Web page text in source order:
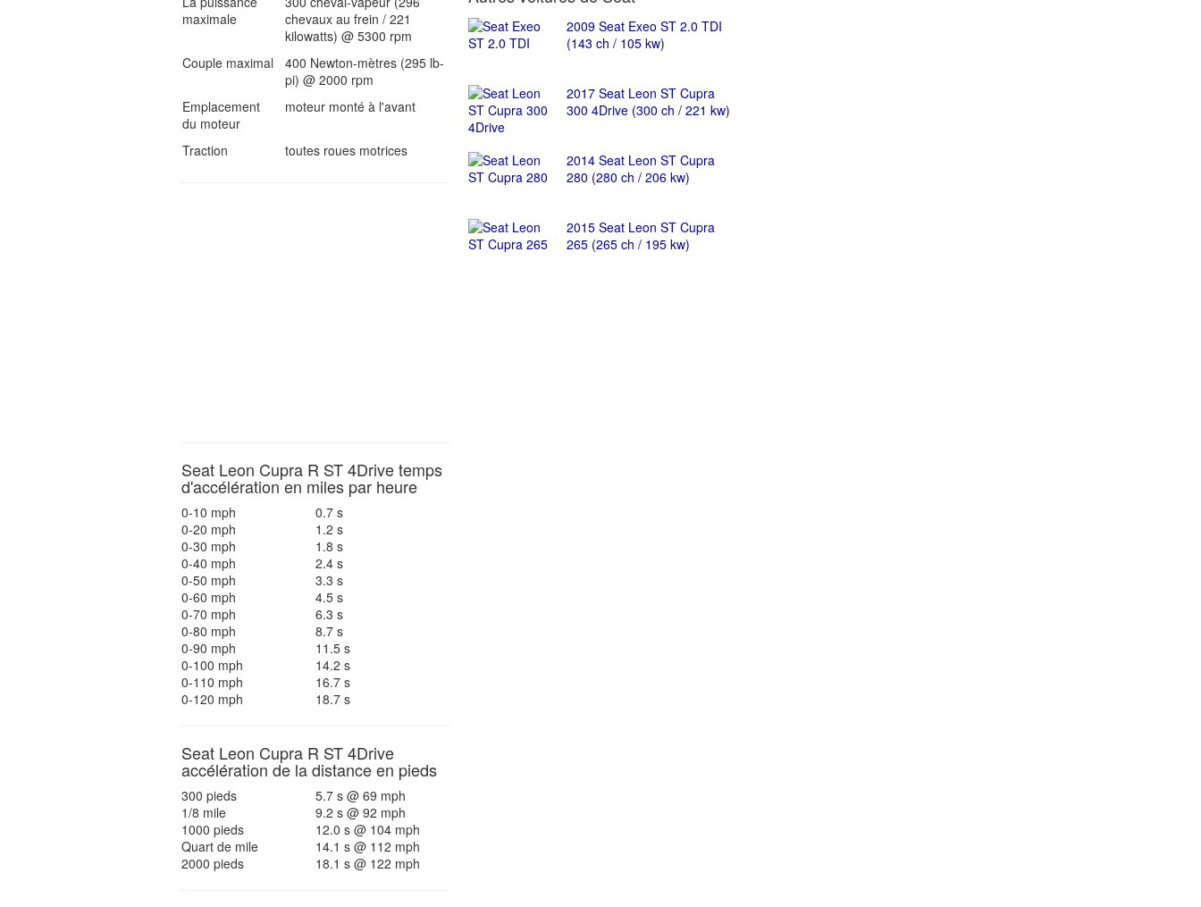
maximale
chevaux au frein / 221
kilowatts) @ 5300 rpm
Couple maximal
400 Newton-mètres (295 lb-
pi) @ 2000 rpm
Emplacement
du moteur
moteur monté à l'avant
Traction toutes roues motrices
Seat Leon Cupra R ST 4Drive temps
d'accélération en miles par heure
0-10 mph
0.7 s
0-20 mph
1.2 s
0-30 mph
1.8 s
0-40 mph
2.4 s
0-50 mph
3.3 s
0-60 mph
4.5 s
0-70 mph
6.3 s
0-80 mph
8.7 s
0-90 mph
11.5 s
0-100 mph
14.2 s
0-110 mph
16.7 s
0-120 mph
18.7 s
Seat Leon Cupra R ST 4Drive
accélération de la distance en pieds
300 pieds
5.7 s @ 69 mph
1/8 mile
9.2 s @ 92 mph
1000 pieds
12.0 s @ 104 mph
Quart de mile
14.1 s @ 112 mph
2000 pieds
18.1 s @ 122 mph
2009 Seat Exeo ST 2.0 TDI
(143 ch / 105 kw)
2017 Seat Leon ST Cupra
300 4Drive (300 ch / 221 kw)
2014 Seat Leon ST Cupra
280 (280 ch / 206 kw)
2015 Seat Leon ST Cupra
265 (265 ch / 195 kw)